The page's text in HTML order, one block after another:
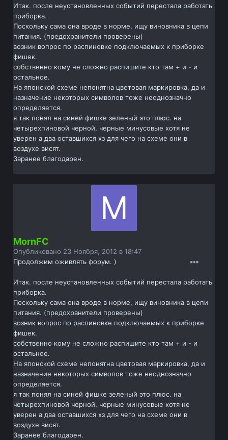
Итак. после неустановленных событий перестала работать
приборка.
Поскольку сама она вроде в норме, ищу виновника в цепи
питания. (предохранители проверены)
возник вопрос по распиновке подключаемых к приборке
фишек.
собственно кому не сложно распишите кто там + и - и
остальное.
На японской схеме непонятна цветовая маркировка, да и
назначение некоторых символов тоже неоднозначно
определяется.
я так понял на синей фишке зеленый это плюс. на
четырехпиновой черной, черные минусовые хотя не
уверен а два оставшихся хз для чего на схеме они в
воздухе висят.
Заранее благодарен.
MornFC
Опубликовано 23 Ноября, 2012 в 18:47
Продолжим оживлять форум. )
Итак. после неустановленных событий перестала работать
приборка.
Поскольку сама она вроде в норме, ищу виновника в цепи
питания. (предохранители проверены)
возник вопрос по распиновке подключаемых к приборке
фишек.
собственно кому не сложно распишите кто там + и - и
остальное.
На японской схеме непонятна цветовая маркировка, да и
назначение некоторых символов тоже неоднозначно
определяется.
я так понял на синей фишке зеленый это плюс. на
четырехпиновой черной, черные минусовые хотя не
уверен а два оставшихся хз для чего на схеме они в
воздухе висят.
Заранее благодарен.